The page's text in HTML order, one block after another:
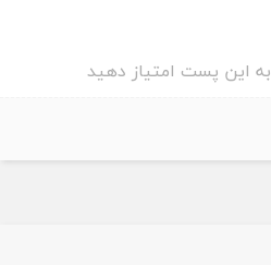
به این پست امتیاز دهید